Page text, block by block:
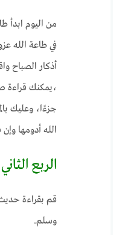
من اليوم ابدأ
في طاعة الله
أذكار الصباح
،يمكنك قراءة
جزءًا، وعليك
الله أدومها
الربع الثاني
قم بقراءة
وسلم.